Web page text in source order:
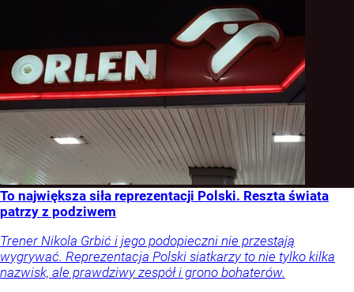
To największa siła reprezentacji Polski. Reszta świata
patrzy z podziwem
Trener Nikola Grbić i jego podopieczni nie przestają
wygrywać. Reprezentacja Polski siatkarzy to nie tylko kilka
nazwisk, ale prawdziwy zespół i grono bohaterów.